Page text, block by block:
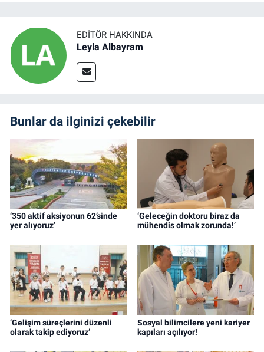
EDITÖR HAKKINDA
Leyla Albayram
Bunlar da ilginizi çekebilir
‘350 aktif aksiyonun 62’sinde
yer alıyoruz’
‘Geleceğin doktoru biraz da
mühendis olmak zorunda!’
‘Gelişim süreçlerini düzenli
olarak takip ediyoruz’
Sosyal bilimcilere yeni kariyer
kapıları açılıyor!